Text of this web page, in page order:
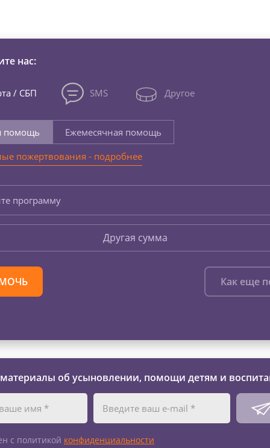
нас:
/ СБП SMS Другое
помощь
Ежемесячная помощь
пожертвования - подробнее
программу
Другая сумма
Как еще
об усыновлении, помощи детям и
с политикой конфиденциальности